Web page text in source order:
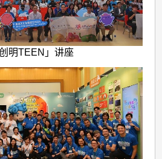
创明TEEN」讲座